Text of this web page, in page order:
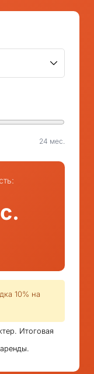
24 мес.
10% на
Итоговая